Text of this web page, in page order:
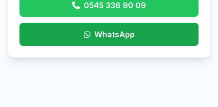
0545 336 90 09
WhatsApp